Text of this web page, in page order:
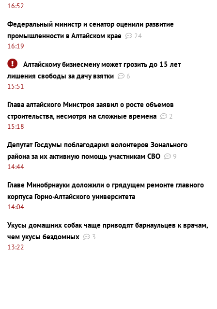
16:52
Федеральный министр и сенатор оценили развитие
промышленности в Алтайском крае
24
16:19
Алтайскому бизнесмену может грозить до 15 лет
лишения свободы за дачу взятки
6
15:51
Глава алтайского Минстроя заявил о росте объемов
строительства, несмотря на сложные времена
2
15:18
Депутат Госдумы поблагодарил волонтеров Зонального
района за их активную помощь участникам СВО
9
14:44
Главе Минобрнауки доложили о грядущем ремонте главного
корпуса Горно-Алтайского университета
14:04
Укусы домашних собак чаще приводят барнаульцев к врачам,
чем укусы бездомных
3
13:22